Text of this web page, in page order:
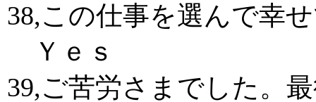
38,この仕事を選んで幸
Ｙｅｓ
39,ご苦労さまでした。